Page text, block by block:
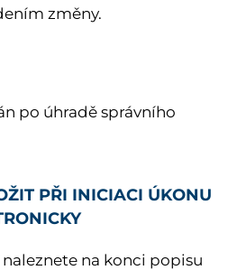
změny.
po úhradě správního
PŘI INICIACI ÚKONU
na konci popisu